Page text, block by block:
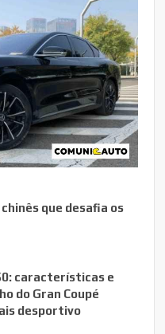
que desafia os
características e
do Gran Coupé
desportivo